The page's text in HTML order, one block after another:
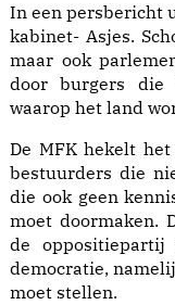
In een persbericht
kabinet- Asjes.
maar ook
door burgers die
waarop het land
De MFK hekelt
bestuurders die
die ook geen
moet doormaken.
de
democratie,
moet stellen.